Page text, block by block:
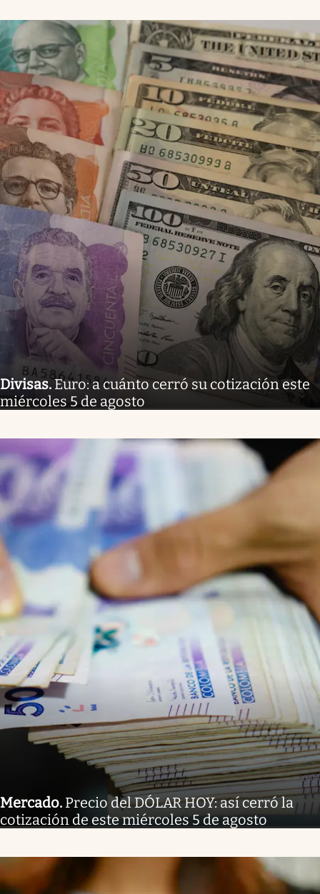
Divisas.Euro: a cuánto cerró su cotización este
miércoles 5 de agosto
Mercado. Precio del DÓLAR HOY: así cerró la
cotización de este miércoles 5 de agosto